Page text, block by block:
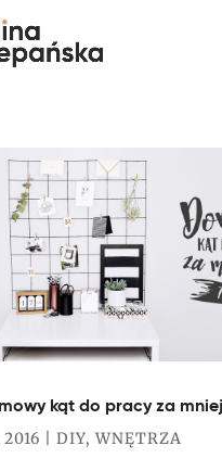
kąt do pracy za
DIY, WNĘTRZA